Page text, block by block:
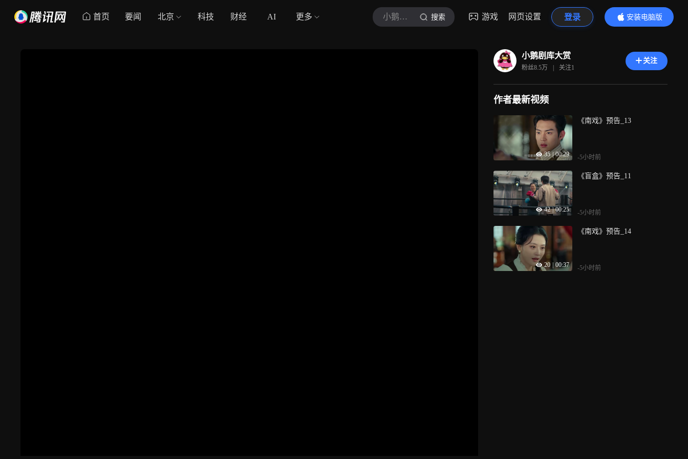
首页 要闻 北京 科技 财经 AI 更多 小鹅剧库大赏 搜索 游戏 网页设置 登录
安装电脑版
内容更精彩
小鹅剧库大赏
粉丝8.5万 | 关注1
关注
作者最新视频
35 | 00:29
《南戏》预告_13
-5小时前
42 | 00:25
《盲盒》预告_11
-5小时前
20 00:37
《南戏》预告_14
-5小时前